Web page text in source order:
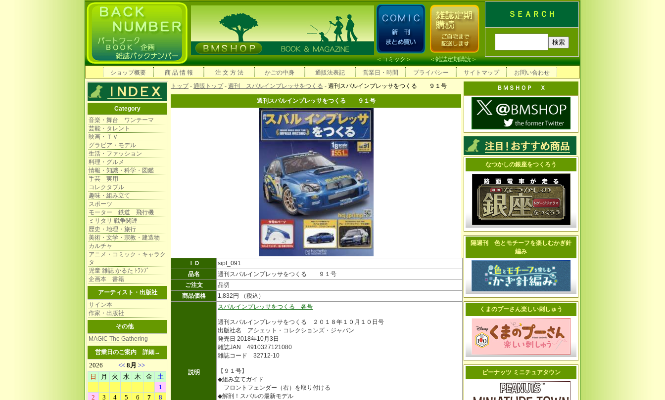
ＳＥＡＲＣＨ
＜コミック＞ ＜雑誌定期購読＞
ショップ概要
商 品 情 報 注 文 方 法 かごの中身 通販法表記 営業日・時間 プライバシー サイトマップ お問い合わせ
Category
音楽・舞台 ワンテーマ
芸能・タレント
映画・ＴＶ
グラビア・モデル
生活・ファッション
料理・グルメ
情報・知識・科学・図鑑
手芸 実用
コレクタブル
趣味・組み立て
スポーツ
モーター 鉄道 飛行機
ミリタリ 戦争関連
歴史・地理・旅行
美術・文学・宗教・建造物
カルチャ
アニメ・コミック・キャラク
タ
児童 雑誌 かるた ﾄﾗﾝﾌﾟ
企画本 書籍
アーティスト・出版社
サイン本
作家・出版社
その他
MAGIC The Gathering
営業日のご案内 詳細→
トップ- 通販トップ- 週刊 スバルインプレッサをつくる - 週刊スバルインプレッサをつくる ９１号
週刊スバルインプレッサをつくる ９１号
ＩＤ
sipt_091
品名
週刊スバルインプレッサをつくる ９１号
ご注文
品切
商品価格
1,832円 （税込）
説明
スバルインプレッサをつくる 各号
週刊スバルインプレッサをつくる ２０１８年１０月１０日号
出版社名 アシェット・コレクションズ・ジャパン
発売日 2018年10月3日
雑誌JAN 4910327121080
雑誌コード 32712-10
【９１号】
◆組み立てガイド
フロントフェンダー（右）を取り付ける
◆解剖！スバルの最新モデル
ＢＭＳＨＯＰ Ｘ
なつかしの銀座をつくろう
隔週刊 色とモチーフを楽しむかぎ針
編み
くまのプーさん楽しい刺しゅう
ピーナッツ ミニチュアタウン